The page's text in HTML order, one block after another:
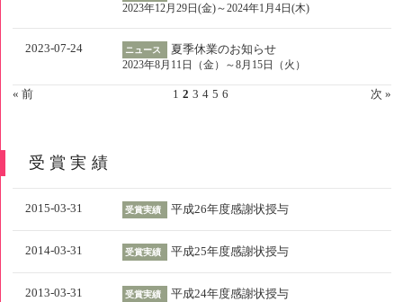
2023年12月29日(金)～2024年1月4日(木)
2023-07-24 ニュース 夏季休業のお知らせ
2023年8月11日（金）～8月15日（火）
« 前 1 2 3 4 5 6 次 »
受賞実績
2015-03-31 受賞実績 平成26年度感謝状授与
2014-03-31 受賞実績 平成25年度感謝状授与
2013-03-31 受賞実績 平成24年度感謝状授与